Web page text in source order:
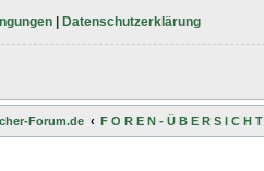
| Datenschutzerklärung
Forum.de F O R E N - Ü B E R S I C H T